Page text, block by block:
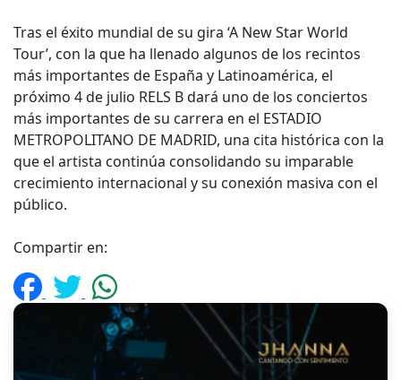
Tras el éxito mundial de su gira ‘A New Star World
Tour’, con la que ha llenado algunos de los recintos
más importantes de España y Latinoamérica, el
próximo 4 de julio RELS B dará uno de los conciertos
más importantes de su carrera en el ESTADIO
METROPOLITANO DE MADRID, una cita histórica con la
que el artista continúa consolidando su imparable
crecimiento internacional y su conexión masiva con el
público.
Compartir en: